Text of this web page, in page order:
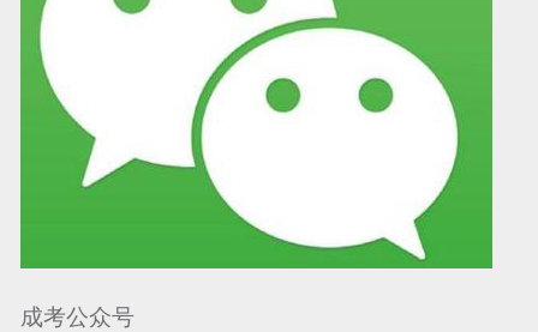
可信网站信用评 网络警察提醒你 诚信网站
成考公众号